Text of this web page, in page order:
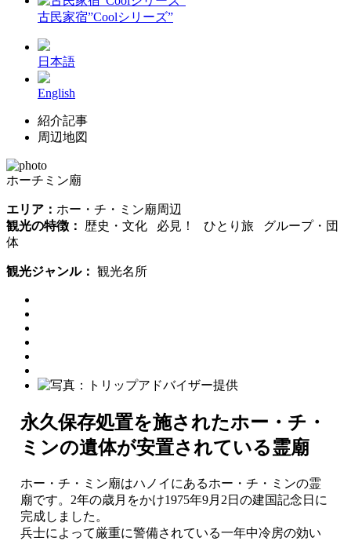
古民家宿”Coolシリーズ”
日本語
English
紹介記事
周辺地図
ホーチミン廟
エリア： ホー・チ・ミン廟周辺
観光の特徴：
歴史・文化 必見！ ひとり旅 グループ・団
体
観光ジャンル： 観光名所
永久保存処置を施されたホー・チ・
ミンの遺体が安置されている霊廟
ホー・チ・ミン廟はハノイにあるホー・チ・ミンの霊
廟です。2年の歳月をかけ1975年9月2日の建国記念日に
完成しました。
兵士によって厳重に警備されている一年中冷房の効い